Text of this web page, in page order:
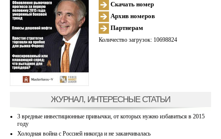
Скачать номер
Архив номеров
Партнерам
Количество загрузок: 10698824
ЖУРНАЛ, ИНТЕРЕСНЫЕ СТАТЬИ
3 вредные инвестиционные привычки, от которых нужно избавиться в 2015
году
Холодная война с Россией никогда и не заканчивалась